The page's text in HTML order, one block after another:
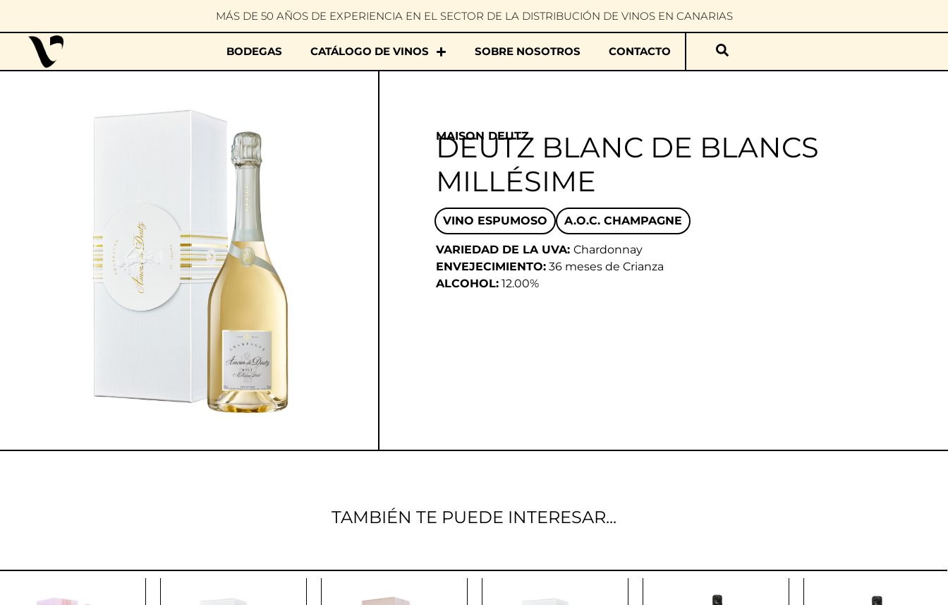
MÁS DE 50 AÑOS DE EXPERIENCIA EN EL SECTOR DE LA DISTRIBUCIÓN DE VINOS EN CANARIAS
BODEGAS CATÁLOGO DE VINOS SOBRE NOSOTROS CONTACTO
MAISON DEUTZ
DEUTZ BLANC DE BLANCS
MILLÉSIME
VINO ESPUMOSO A.O.C. CHAMPAGNE
VARIEDAD DE LA UVA: Chardonnay
ENVEJECIMIENTO:36 meses de Crianza
ALCOHOL:12.00%
TAMBIÉN TE PUEDE INTERESAR...